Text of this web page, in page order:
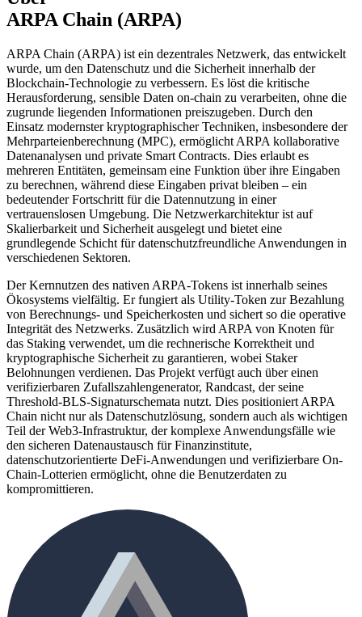
ARPA Chain (ARPA)
ARPA Chain (ARPA) ist ein dezentrales Netzwerk, das entwickelt
wurde, um den Datenschutz und die Sicherheit innerhalb der
Blockchain-Technologie zu verbessern. Es löst die kritische
Herausforderung, sensible Daten on-chain zu verarbeiten, ohne die
zugrunde liegenden Informationen preiszugeben. Durch den
Einsatz modernster kryptographischer Techniken, insbesondere der
Mehrparteienberechnung (MPC), ermöglicht ARPA kollaborative
Datenanalysen und private Smart Contracts. Dies erlaubt es
mehreren Entitäten, gemeinsam eine Funktion über ihre Eingaben
zu berechnen, während diese Eingaben privat bleiben – ein
bedeutender Fortschritt für die Datennutzung in einer
vertrauenslosen Umgebung. Die Netzwerkarchitektur ist auf
Skalierbarkeit und Sicherheit ausgelegt und bietet eine
grundlegende Schicht für datenschutzfreundliche Anwendungen in
verschiedenen Sektoren.
Der Kernnutzen des nativen ARPA-Tokens ist innerhalb seines
Ökosystems vielfältig. Er fungiert als Utility-Token zur Bezahlung
von Berechnungs- und Speicherkosten und sichert so die operative
Integrität des Netzwerks. Zusätzlich wird ARPA von Knoten für
das Staking verwendet, um die rechnerische Korrektheit und
kryptographische Sicherheit zu garantieren, wobei Staker
Belohnungen verdienen. Das Projekt verfügt auch über einen
verifizierbaren Zufallszahlengenerator, Randcast, der seine
Threshold-BLS-Signaturschemata nutzt. Dies positioniert ARPA
Chain nicht nur als Datenschutzlösung, sondern auch als wichtigen
Teil der Web3-Infrastruktur, der komplexe Anwendungsfälle wie
den sicheren Datenaustausch für Finanzinstitute,
datenschutzorientierte DeFi-Anwendungen und verifizierbare On-
Chain-Lotterien ermöglicht, ohne die Benutzerdaten zu
kompromittieren.